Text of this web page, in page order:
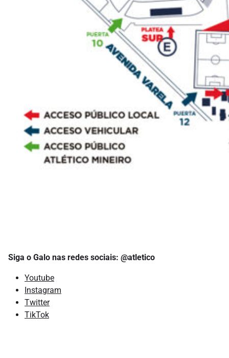
Siga o Galo nas redes sociais: @atletico
Youtube
Instagram
Twitter
TikTok